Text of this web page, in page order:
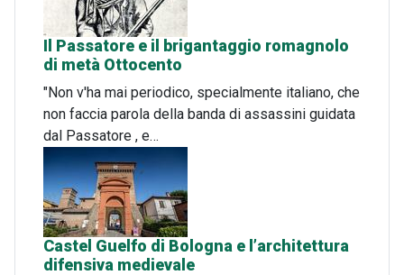
Il Passatore e il brigantaggio romagnolo
di metà Ottocento
"Non v'ha mai periodico, specialmente italiano, che
non faccia parola della banda di assassini guidata
dal Passatore , e…
Castel Guelfo di Bologna e l’architettura
difensiva medievale